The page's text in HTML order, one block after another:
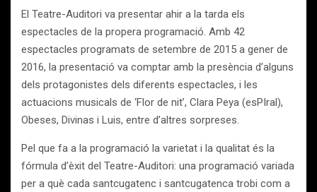
El Teatre-Auditori va presentar ahir a la tarda els
espectacles de la propera programació. Amb 42
espectacles programats de setembre de 2015 a gener de
2016, la presentació va comptar amb la presència d’alguns
dels protagonistes dels diferents espectacles, i les
actuacions musicals de ‘Flor de nit’, Clara Peya (esPIral),
Obeses, Divinas i Luis, entre d’altres sorpreses.
Pel que fa a la programació la varietat i la qualitat és la
fórmula d’èxit del Teatre-Auditori: una programació variada
per a què cada santcugatenc i santcugatenca trobi com a